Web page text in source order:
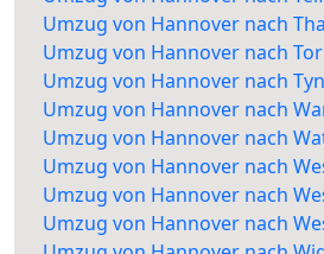
Umzug von Hannover nach
Umzug von Hannover nach
Umzug von Hannover nach
Umzug von Hannover nach
Umzug von Hannover nach
Umzug von Hannover nach
Umzug von Hannover nach
Umzug von Hannover nach